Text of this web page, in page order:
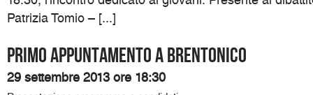
Patrizia Tomio – [...]
Primo appuntamento a Brentonico
29 settembre 2013 ore 18:30